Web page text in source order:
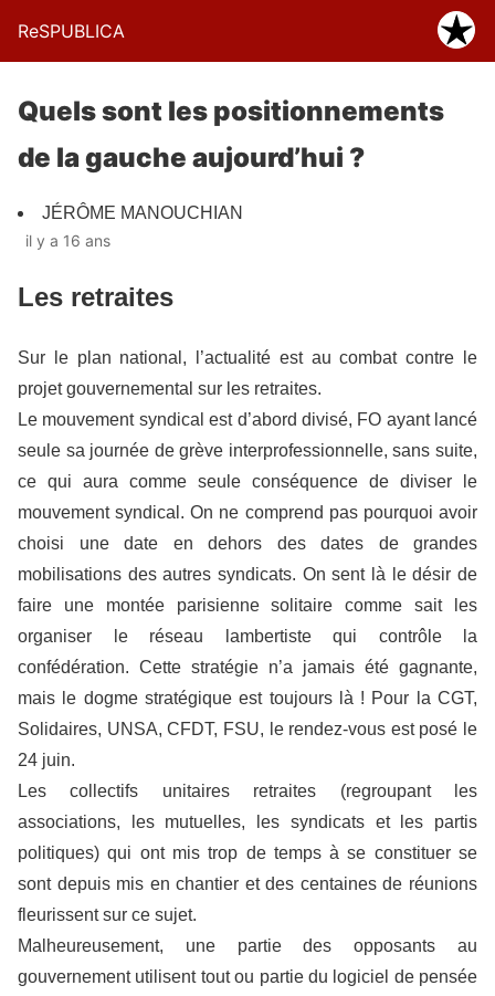
ReSPUBLICA
Quels sont les positionnements
de la gauche aujourd’hui ?
JÉRÔME MANOUCHIAN
il y a 16 ans
Les retraites
Sur le plan national, l’actualité est au combat contre le
projet gouvernemental sur les retraites.
Le mouvement syndical est d’abord divisé, FO ayant lancé
seule sa journée de grève interprofessionnelle, sans suite,
ce qui aura comme seule conséquence de diviser le
mouvement syndical. On ne comprend pas pourquoi avoir
choisi une date en dehors des dates de grandes
mobilisations des autres syndicats. On sent là le désir de
faire une montée parisienne solitaire comme sait les
organiser le réseau lambertiste qui contrôle la
confédération. Cette stratégie n’a jamais été gagnante,
mais le dogme stratégique est toujours là ! Pour la CGT,
Solidaires, UNSA, CFDT, FSU, le rendez-vous est posé le
24 juin.
Les collectifs unitaires retraites (regroupant les
associations, les mutuelles, les syndicats et les partis
politiques) qui ont mis trop de temps à se constituer se
sont depuis mis en chantier et des centaines de réunions
fleurissent sur ce sujet.
Malheureusement, une partie des opposants au
gouvernement utilisent tout ou partie du logiciel de pensée